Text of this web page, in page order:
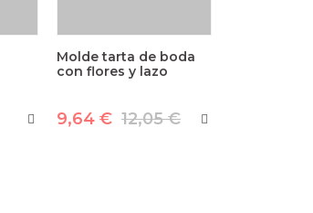
Molde tarta de boda
con flores y lazo
9,64 € 12,05 €